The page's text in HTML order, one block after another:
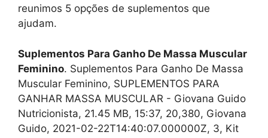
reunimos 5 opções de suplementos que
ajudam.
Suplementos Para Ganho De Massa Muscular
Feminino. Suplementos Para Ganho De Massa
Muscular Feminino, SUPLEMENTOS PARA
GANHAR MASSA MUSCULAR - Giovana Guido
Nutricionista, 21.45 MB, 15:37, 20,380, Giovana
Guido, 2021-02-22T14:40:07.000000Z, 3, Kit